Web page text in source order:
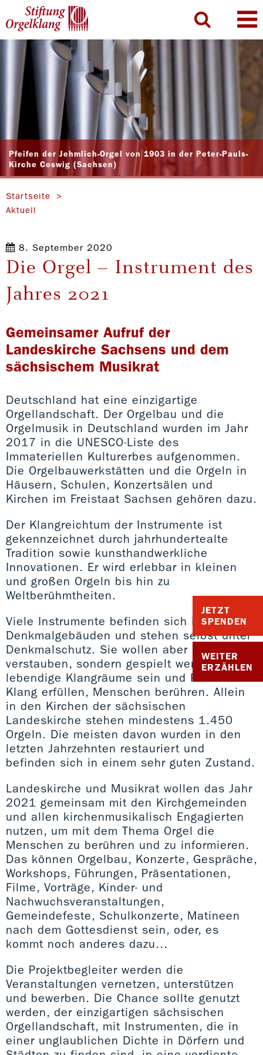
Pfeifen der Jehmlich-Orgel von 1903 in der Peter-Pauls-
Kirche Coswig (Sachsen)
JETZT
SPENDEN
WEITER
ERZÄHLEN
Startseite
Aktuell
8. September 2020
Die Orgel – Instrument des
Jahres 2021
Gemeinsamer Aufruf der
Landeskirche Sachsens und dem
sächsischem Musikrat
Deutschland hat eine einzigartige
Orgellandschaft. Der Orgelbau und die
Orgelmusik in Deutschland wurden im Jahr
2017 in die UNESCO-Liste des
Immateriellen Kulturerbes aufgenommen.
Die Orgelbauwerkstätten und die Orgeln in
Häusern, Schulen, Konzertsälen und
Kirchen im Freistaat Sachsen gehören dazu.
Der Klangreichtum der Instrumente ist
gekennzeichnet durch jahrhundertealte
Tradition sowie kunsthandwerkliche
Innovationen. Er wird erlebbar in kleinen
und großen Orgeln bis hin zu
Weltberühmtheiten.
Viele Instrumente befinden sich in
Denkmalgebäuden und stehen selbst unter
Denkmalschutz. Sie wollen aber nicht
verstauben, sondern gespielt werden,
lebendige Klangräume sein und Räume mit
Klang erfüllen, Menschen berühren. Allein
in den Kirchen der sächsischen
Landeskirche stehen mindestens 1.450
Orgeln. Die meisten davon wurden in den
letzten Jahrzehnten restauriert und
befinden sich in einem sehr guten Zustand.
Landeskirche und Musikrat wollen das Jahr
2021 gemeinsam mit den Kirchgemeinden
und allen kirchenmusikalisch Engagierten
nutzen, um mit dem Thema Orgel die
Menschen zu berühren und zu informieren.
Das können Orgelbau, Konzerte, Gespräche,
Workshops, Führungen, Präsentationen,
Filme, Vorträge, Kinder- und
Nachwuchsveranstaltungen,
Gemeindefeste, Schulkonzerte, Matineen
nach dem Gottesdienst sein, oder, es
kommt noch anderes dazu...
Die Projektbegleiter werden die
Veranstaltungen vernetzen, unterstützen
und bewerben. Die Chance sollte genutzt
werden, der einzigartigen sächsischen
Orgellandschaft, mit Instrumenten, die in
einer unglaublichen Dichte in Dörfern und